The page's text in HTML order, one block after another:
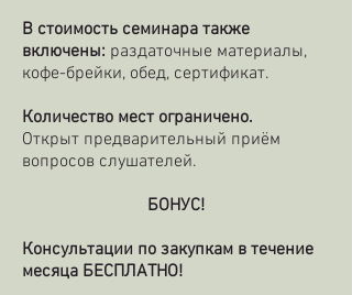
В стоимость семинара также
включены: раздаточные материалы,
кофе-брейки, обед, сертификат.
Количество мест ограничено.
Открыт предварительный приём
вопросов слушателей.
БОНУС!
Консультации по закупкам в течение
месяца БЕСПЛАТНО!